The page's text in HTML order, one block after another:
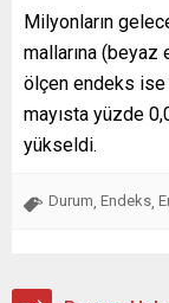
Milyonların
mallarına (beyaz
ölçen endeks ise
mayısta yüzde
yükseldi.
Durum Endeks